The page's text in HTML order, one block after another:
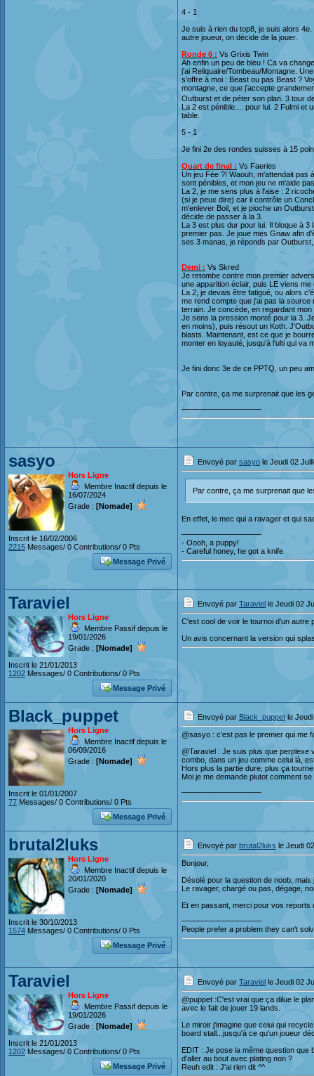
4 - 1
Je suis à rien du top8, je suis alors
autre joueur, on décide de la jouer.
Ronde 6 : Vs Grixis Twin
Ah enfin un peu de bleu ! Ca va
j'ai Reliquaire/Tombeau/Montagne.
s'offre à moi : Beast ou pas Beast ?
montagne, ce que j'accepte
Outburst et de péter son plan. 3 tour
La 2 est pénible.... pour lui. 2 Fulmi et
table.
5 - 1
Je fini 2e des rondes suisses à 15
Quart de final : Vs Faeries
Un jeu Fée ?! Waouh, m'attendait pas
sont pénibles, et mon jeu ne m'aide
La 2, je me sens plus à l'aise : 2
(si je peux dire) car il contrôle un
m'enlever Boil, et je pioche un
décide de passer à la 3.
La 3 est plus dur pour lui. Il bloque à
premier pas. Je joue mes Gnaw afin
ses 3 manas, je réponds par
Demi : Vs Skred
Je retombe contre mon premier
une apparition éclair, puis LE viens
La 2, je devais être fatigué, ou alors
me rend compte que j'ai pas la source
terrain. Je concède, en regardant
Je sens la pression monté pour la 3.
en moins), puis résout un Koth.
blasts. Maintenant, est ce que je
monter en loyauté, jusqu'à l'ulti qui va
Je fini donc 3e de ce PPTQ, un peu
Par contre, ça me surprenait que les
sasyo
Hors Ligne
Membre Inactif depuis le
16/07/2024
Grade : [Nomade]
Inscrit le 16/02/2006
2215 Messages/ 0 Contributions/ 0 Pts
Message Privé
Envoyé par sasyo le Jeudi 02
Par contre, ça me surprenait que
En effet, le mec qui a ravager et qui
- Oooh, a puppy!
- Careful honey, he got a knife
Taraviel
Hors Ligne
Membre Passif depuis le
19/01/2026
Grade : [Nomade]
Inscrit le 21/01/2013
1202 Messages/ 0 Contributions/ 0 Pts
Message Privé
Envoyé par Taraviel le Jeudi 02
C'est cool de voir le tournoi d'un autre
Un avis concernant la version qui
Black_puppet
Hors Ligne
Membre Inactif depuis le
06/09/2016
Grade : [Nomade]
Inscrit le 01/01/2007
77 Messages/ 0 Contributions/ 0 Pts
Message Privé
Envoyé par Black_puppet le
@sasyo : c'est pas le premier qui me
@Taraviel : Je suis plus que perplexe
combo, dans un jeu comme celui là,
Hors plus la partie dure, plus ça
Moi je me demande plutot comment
brutal2luks
Hors Ligne
Membre Inactif depuis le
20/01/2020
Grade : [Nomade]
Inscrit le 30/10/2013
1574 Messages/ 0 Contributions/ 0 Pts
Message Privé
Envoyé par brutal2luks le Jeudi
Bonjour,
Désolé pour la question de noob,
Le ravager, chargé ou pas, dégage,
Et en passant, merci pour vos reports
People prefer a problem they can't
Taraviel
Hors Ligne
Membre Passif depuis le
19/01/2026
Grade : [Nomade]
Inscrit le 21/01/2013
1202 Messages/ 0 Contributions/ 0 Pts
Message Privé
Envoyé par Taraviel le Jeudi 02
@puppet :C'est vrai que ça dilue le
avec le fait de jouer 19 lands.
Le miroir j'imagine que celui qui
board stall...jusqu'à ce qu'un joueur
EDIT : Je pose la même question
d'aller au bout avec plating non ?
Reuh edit : J'ai rien dit ^^